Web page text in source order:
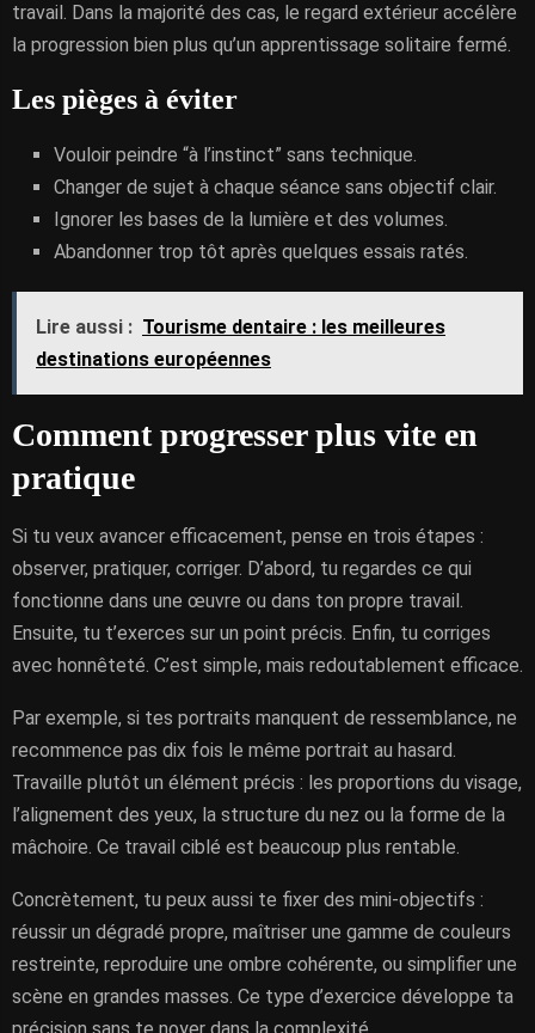
travail. Dans la majorité des cas, le regard extérieur accélère
la progression bien plus qu’un apprentissage solitaire fermé.
Les pièges à éviter
Vouloir peindre “à l’instinct” sans technique.
Changer de sujet à chaque séance sans objectif clair.
Ignorer les bases de la lumière et des volumes.
Abandonner trop tôt après quelques essais ratés.
Lire aussi : Tourisme dentaire : les meilleures
destinations européennes
Comment progresser plus vite en
pratique
Si tu veux avancer efficacement, pense en trois étapes :
observer, pratiquer, corriger. D’abord, tu regardes ce qui
fonctionne dans une œuvre ou dans ton propre travail.
Ensuite, tu t’exerces sur un point précis. Enfin, tu corriges
avec honnêteté. C’est simple, mais redoutablement efficace.
Par exemple, si tes portraits manquent de ressemblance, ne
recommence pas dix fois le même portrait au hasard.
Travaille plutôt un élément précis : les proportions du visage,
l’alignement des yeux, la structure du nez ou la forme de la
mâchoire. Ce travail ciblé est beaucoup plus rentable.
Concrètement, tu peux aussi te fixer des mini-objectifs :
réussir un dégradé propre, maîtriser une gamme de couleurs
restreinte, reproduire une ombre cohérente, ou simplifier une
scène en grandes masses. Ce type d’exercice développe ta